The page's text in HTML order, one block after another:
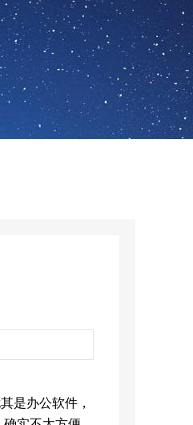
是办公软件，